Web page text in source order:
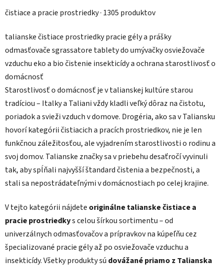
čistiace a pracie prostriedky · 1305 produktov
talianske čistiace prostriedkypracie gély a prášky
odmasťovače sgrassatore tablety do umývačkyosviežovače
vzduchueko a bio čistenie insekticídy a ochranastarostlivosť o
domácnosť
Starostlivosť o domácnosť je v talianskej kultúre starou
tradíciou – Italky a Taliani vždy kladli veľký dôraz na čistotu,
poriadok a svieži vzduch v domove. Drogéria, ako sa v Taliansku
hovorí kategórii čistiacich a pracích prostriedkov, nie je len
funkčnou záležitosťou, ale vyjadrením starostlivosti o rodinu a
svoj domov. Talianske značky sa v priebehu desaťročí vyvinuli
tak, aby spĺňali najvyšší štandard čistenia a bezpečnosti, a
stali sa nepostrádateľnými v domácnostiach po celej krajine.
V tejto kategórii nájdete originálne talianske čistiace a
pracie prostriedkys celou šírkou sortimentu – od
univerzálnych odmasťovačov a prípravkov na kúpeľňu cez
špecializované pracie gély až po osviežovače vzduchu a
insekticídy. Všetky produkty sú dovážané priamo z Talianska